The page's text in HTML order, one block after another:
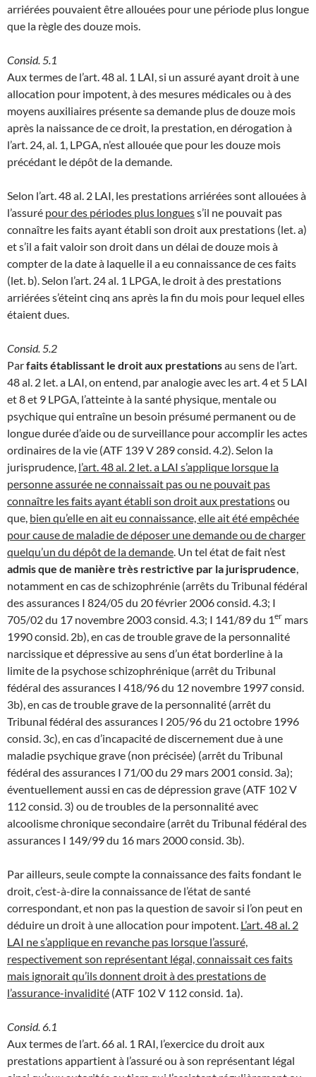
arriérées pouvaient être allouées pour une période plus longue
que la règle des douze mois.
Consid. 5.1
Aux termes de l’art. 48 al. 1 LAI, si un assuré ayant droit à une
allocation pour impotent, à des mesures médicales ou à des
moyens auxiliaires présente sa demande plus de douze mois
après la naissance de ce droit, la prestation, en dérogation à
l’art. 24, al. 1, LPGA, n’est allouée que pour les douze mois
précédant le dépôt de la demande.
Selon l’art. 48 al. 2 LAI, les prestations arriérées sont allouées à
l’assuré pour des périodes plus longuess’il ne pouvait pas
connaître les faits ayant établi son droit aux prestations (let. a)
et s’il a fait valoir son droit dans un délai de douze mois à
compter de la date à laquelle il a eu connaissance de ces faits
(let. b). Selon l’art. 24 al. 1 LPGA, le droit à des prestations
arriérées s’éteint cinq ans après la fin du mois pour lequel elles
étaient dues.
Consid. 5.2
Parfaits établissant le droit aux prestationsau sens de l’art.
48 al. 2 let. a LAI, on entend, par analogie avec les art. 4 et 5 LAI
et 8 et 9 LPGA, l’atteinte à la santé physique, mentale ou
psychique qui entraîne un besoin présumé permanent ou de
longue durée d’aide ou de surveillance pour accomplir les actes
ordinaires de la vie (ATF 139 V 289 consid. 4.2). Selon la
jurisprudence, l’art. 48 al. 2 let. a LAI s’applique lorsque la
personne assurée ne connaissait pas ou ne pouvait pas
connaître les faits ayant établi son droit aux prestationsou
que, bien qu’elle en ait eu connaissance, elle ait été empêchée
pour cause de maladie de déposer une demande ou de charger
quelqu’un du dépôt de la demande . Un tel état de fait n’est
admis que de manière très restrictive par la jurisprudence
notamment en cas de schizophrénie (arrêts du Tribunal fédéral
des assurances I 824/05 du 20 février 2006 consid. 4.3; I
705/02 du 17 novembre 2003 consid. 4.3; I 141/89 du 1er mars
1990 consid. 2b), en cas de trouble grave de la personnalité
narcissique et dépressive au sens d’un état borderline à la
limite de la psychose schizophrénique (arrêt du Tribunal
fédéral des assurances I 418/96 du 12 novembre 1997 consid.
3b), en cas de trouble grave de la personnalité (arrêt du
Tribunal fédéral des assurances I 205/96 du 21 octobre 1996
consid. 3c), en cas d’incapacité de discernement due à une
maladie psychique grave (non précisée) (arrêt du Tribunal
fédéral des assurances I 71/00 du 29 mars 2001 consid. 3a);
éventuellement aussi en cas de dépression grave (ATF 102 V
112 consid. 3) ou de troubles de la personnalité avec
alcoolisme chronique secondaire (arrêt du Tribunal fédéral des
assurances I 149/99 du 16 mars 2000 consid. 3b).
Par ailleurs, seule compte la connaissance des faits fondant le
droit, c’est-à-dire la connaissance de l’état de santé
correspondant, et non pas la question de savoir si l’on peut en
déduire un droit à une allocation pour impotent. L’art. 48 al. 2
LAI ne s’applique en revanche pas lorsque l’assuré,
respectivement son représentant légal, connaissait ces faits
mais ignorait qu’ils donnent droit à des prestations de
l’assurance-invalidité (ATF 102 V 112 consid. 1a).
Consid. 6.1
Aux termes de l’art. 66 al. 1 RAI, l’exercice du droit aux
prestations appartient à l’assuré ou à son représentant légal